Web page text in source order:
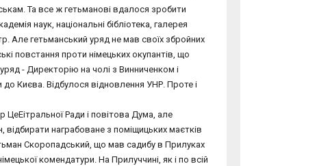
Та все ж гетьманові вдалося зробити
наук, національні бібліотека, галерея
Але гетьманський уряд не мав своїх збройних
повстання проти німецьких окупантів, що
- Директорію на чолі з Винниченком і
Києва. Відбулося відновлення УНР. Проте і
Ради і повітова Дума, але
відбирати награбоване з поміщицьких маєтків
Скоропадський, що мав садибу в Прилуках
комендатури. На Прилуччині, як і по всій